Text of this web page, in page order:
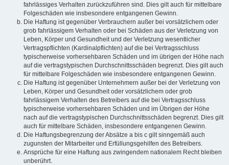
fahrlässiges Verhalten zurückzuführen sind. Dies gilt auch für mittelbare
Folgeschäden wie insbesondere entgangenen Gewinn.
Die Haftung ist gegenüber Verbrauchern außer bei vorsätzlichem oder
grob fahrlässigem Verhalten oder bei Schäden aus der Verletzung von
Leben, Körper und Gesundheit und der Verletzung wesentlicher
Vertragspflichten (Kardinalpflichten) auf die bei Vertragsschluss
typischerweise vorhersehbaren Schäden und im übrigen der Höhe nach
auf die vertragstypischen Durchschnittsschäden begrenzt. Dies gilt auch
für mittelbare Folgeschäden wie insbesondere entgangenen Gewinn.
Die Haftung ist gegenüber Unternehmern außer bei der Verletzung von
Leben, Körper und Gesundheit oder vorsätzlichem oder grob
fahrlässigem Verhalten des Betreibers auf die bei Vertragsschluss
typischerweise vorhersehbaren Schäden und im Übrigen der Höhe
nach auf die vertragstypischen Durchschnittsschäden begrenzt. Dies gilt
auch für mittelbare Schäden, insbesondere entgangenen Gewinn.
Die Haftungsbegrenzung der Absätze a bis c gilt sinngemäß auch
zugunsten der Mitarbeiter und Erfüllungsgehilfen des Betreibers.
Ansprüche für eine Haftung aus zwingendem nationalem Recht bleiben
unberührt.